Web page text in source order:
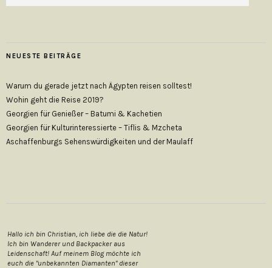
NEUESTE BEITRÄGE
Warum du gerade jetzt nach Ägypten reisen solltest!
Wohin geht die Reise 2019?
Georgien für Genießer – Batumi & Kachetien
Georgien für Kulturinteressierte – Tiflis & Mzcheta
Aschaffenburgs Sehenswürdigkeiten und der Maulaff
Hallo ich bin Christian, ich liebe die die Natur!
Ich bin Wanderer und Backpacker aus
Leidenschaft! Auf meinem Blog möchte ich
euch die "unbekannten Diamanten" dieser